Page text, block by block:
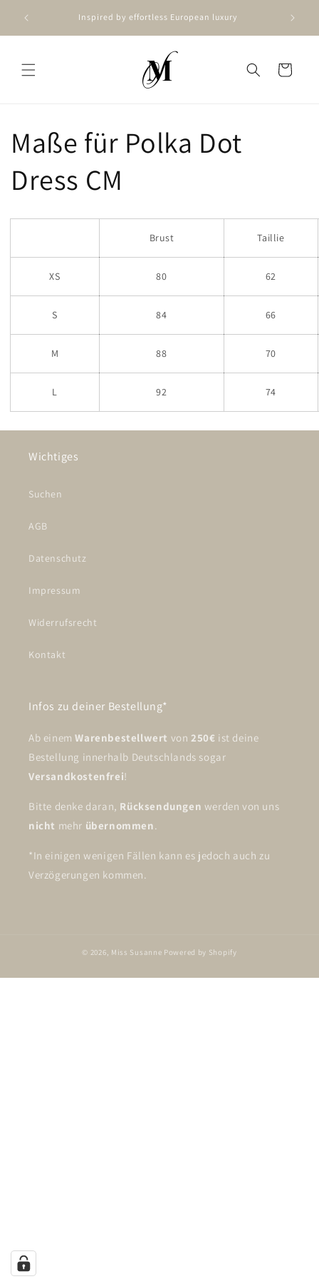
content
Inspired by effortless European luxury
Cart
Maße für Polka Dot
Dress CM
Brust Taillie
XS 80 62
S 84 66
M 88 70
L 92 74
Wichtiges
Suchen
AGB
Datenschutz
Impressum
Widerrufsrecht
Kontakt
Infos zu deiner Bestellung*
Ab einemWarenbestellwert von250€ ist deine
Bestellung innerhalb Deutschlands sogar
Versandkostenfrei!
Bitte denke daran, Rücksendungen werden von uns
nicht mehr übernommen.
*In einigen wenigen Fällen kann es jedoch auch zu
Verzögerungen kommen.
© 2026, Miss Susanne Powered by Shopify